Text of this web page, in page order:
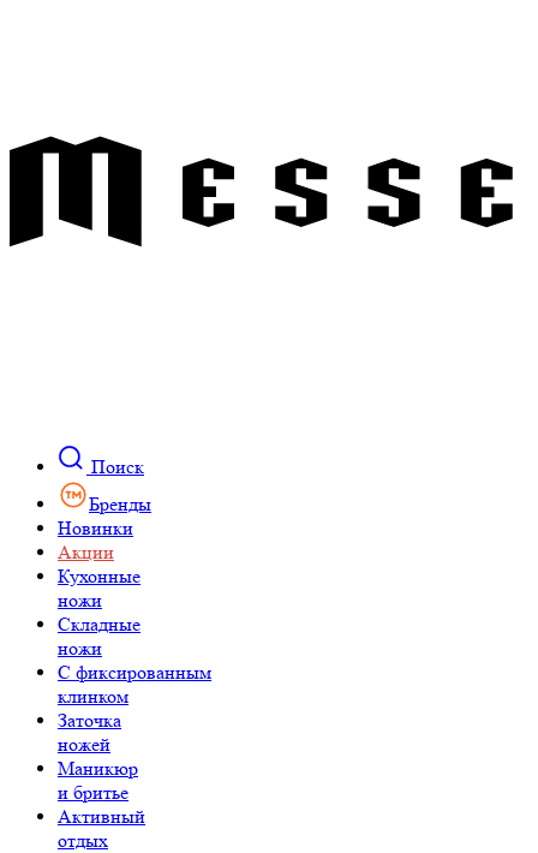
Поиск
Бренды
Новинки
Акции
Кухонные
ножи
Складные
ножи
C фиксированным
клинком
Заточка
ножей
Маникюр
и бритье
Активный
отдых